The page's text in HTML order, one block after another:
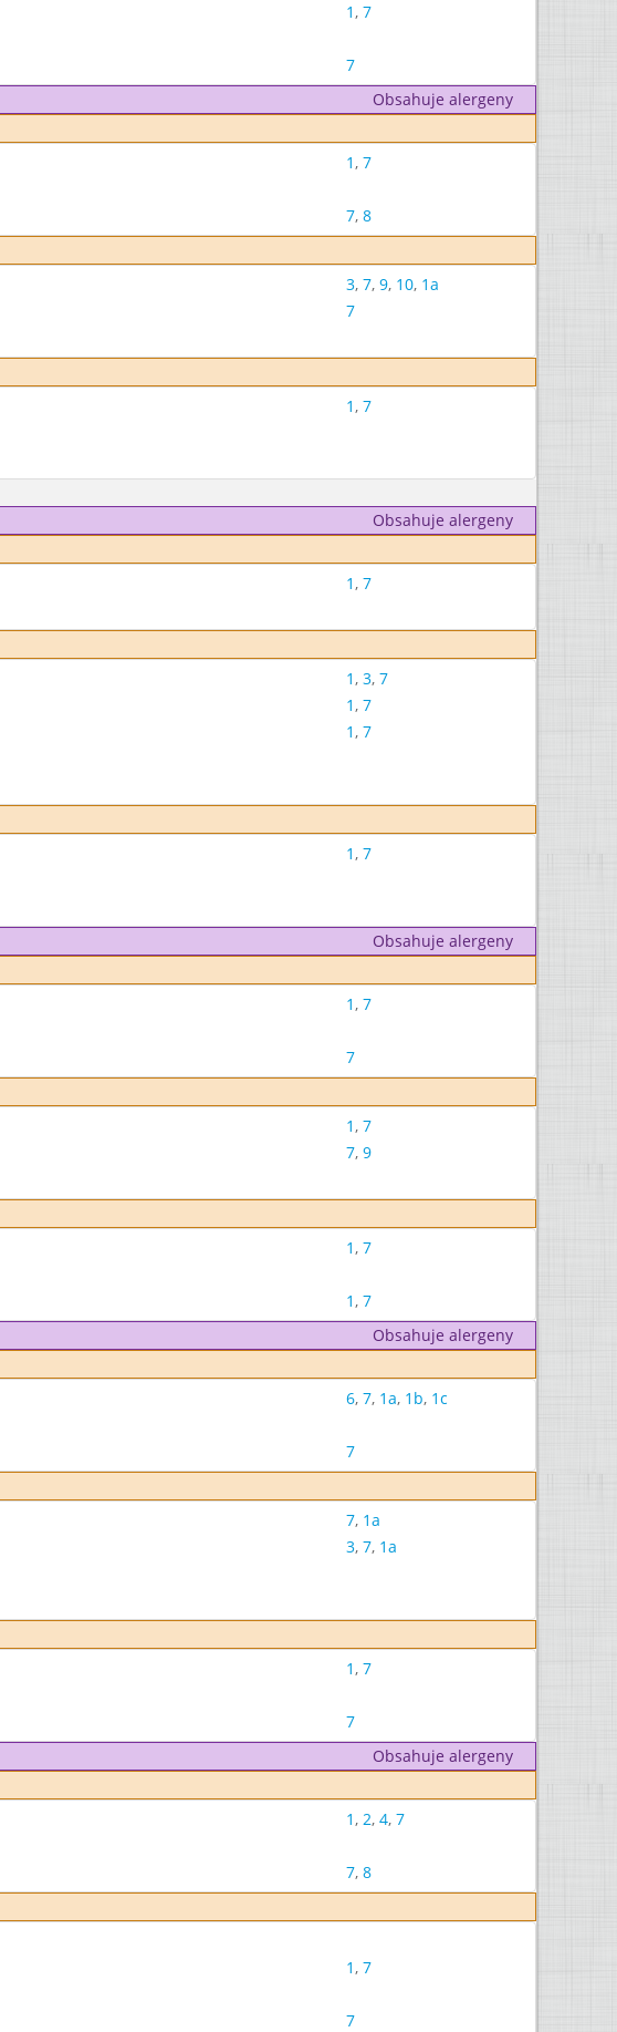
1, 7
7
Obsahuje alergeny
1, 7
7, 8
3, 7, 9, 10, 1a
7
1, 7
Obsahuje alergeny
1, 7
1, 3, 7
1, 7
1, 7
1, 7
Obsahuje alergeny
1, 7
7
1, 7
7, 9
1, 7
1, 7
Obsahuje alergeny
6, 7, 1a, 1b, 1c
7
7, 1a
3, 7, 1a
1, 7
7
Obsahuje alergeny
1, 2, 4, 7
7, 8
1, 7
7